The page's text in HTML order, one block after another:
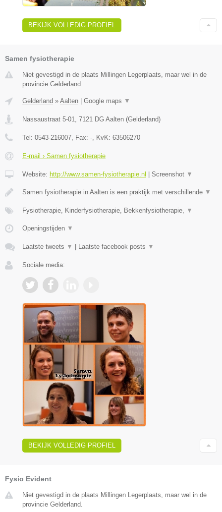
BEKIJK VOLLEDIG PROFIEL
Samen fysiotherapie
Niet gevestigd in de plaats Millingen Legerplaats, maar wel in de
provincie Gelderland.
Gelderland » Aalten Google maps ▼
Nassaustraat 5-01 7121 DG Aalten (Gelderland)
Tel: 0543-216007 , Fax: - , KvK: 63506270
E-mail › Samen fysiotherapie
Website: http://www.samen-fysiotherapie.nl Screenshot ▼
Samen fysiotherapie in Aalten is een praktijk met verschillende ▼
Fysiotherapie, Kinderfysiotherapie, Bekkenfysiotherapie, ▼
Openingstijden ▼
Laatste tweets ▼ Laatste facebook posts ▼
Sociale media:
BEKIJK VOLLEDIG PROFIEL
Fysio Evident
Niet gevestigd in de plaats Millingen Legerplaats, maar wel in de
provincie Gelderland.